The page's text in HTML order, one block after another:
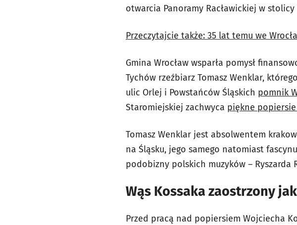
otwarcia Panoramy Racławickiej w
Przeczytajcie także: 35 lat temu we
Gmina Wrocław wsparła pomysł
Tychów rzeźbiarz Tomasz Wenklar,
ulic Orlej i Powstańców Śląskich pomnik
Staromiejskiej zachwyca piękne popiersie
Tomasz Wenklar jest absolwentem
na Śląsku, jego samego natomiast
podobizny polskich muzyków – Ryszarda
Wąs Kossaka zaostrzony
Przed pracą nad popiersiem Wojciecha